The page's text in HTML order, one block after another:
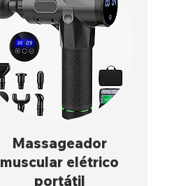
Massageador
muscular elétrico
portátil